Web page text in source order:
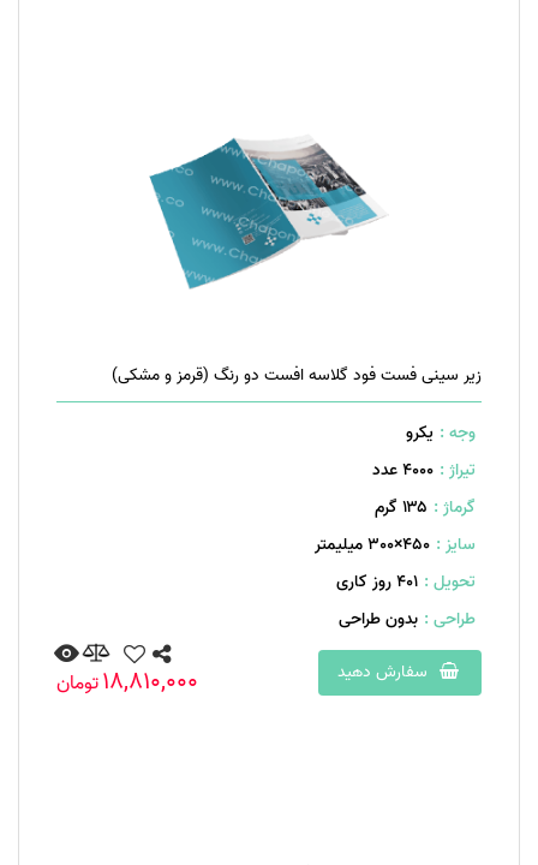
زیر سینی فست فود گلاسه افست دو رنگ (قرمز و مشکی)
وجه : یکرو
تیراژ : 4000 عدد
گرماژ : ۱۳۵ گرم
سایز : 450×300 میلیمتر
تحویل : 401 روز کاری
طراحی : بدون طراحی
سفارش دهید
18,810,000تومان